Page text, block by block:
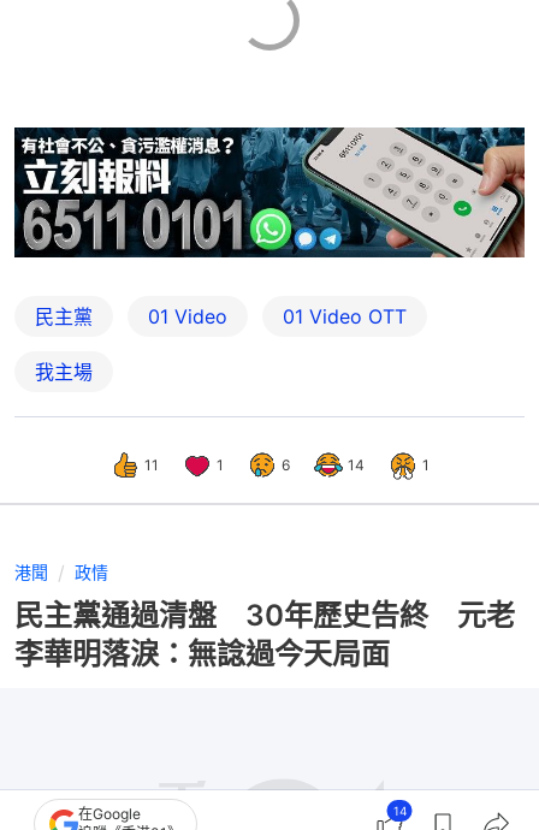
民主黨 01 Video 01‌ ‌Video‌ ‌OTT
我主場
11 1 6 14 1
港聞 政情
民主黨通過清盤 30年歷史告終 元老
李華明落淚：無諗過今天局面
在Google
14